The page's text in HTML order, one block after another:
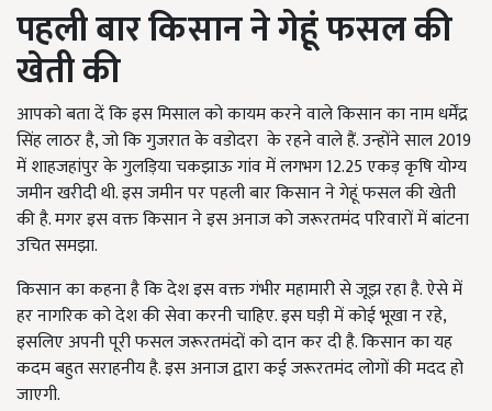
पहली बार किसान ने गेहूं फसल की
खेती की
आपको बता दें कि इस मिसाल को कायम करने वाले किसान का नाम धर्मेंद्र
सिंह लाठर है, जो कि गुजरात के वडोदरा के रहने वाले हैं. उन्होंने साल 2019
में शाहजहांपुर के गुलड़िया चकझाऊ गांव में लगभग 12.25 एकड़ कृषि योग्य
जमीन खरीदी थी. इस जमीन पर पहली बार किसान ने गेहूं फसल की खेती
की है. मगर इस वक्त किसान ने इस अनाज को जरूरतमंद परिवारों में बांटना
उचित समझा.
किसान का कहना है कि देश इस वक्त गंभीर महामारी से जूझ रहा है. ऐसे में
हर नागरिक को देश की सेवा करनी चाहिए. इस घड़ी में कोई भूखा न रहे,
इसलिए अपनी पूरी फसल जरूरतमंदों को दान कर दी है. किसान का यह
कदम बहुत सराहनीय है. इस अनाज द्वारा कई जरूरतमंद लोगों की मदद हो
जाएगी.